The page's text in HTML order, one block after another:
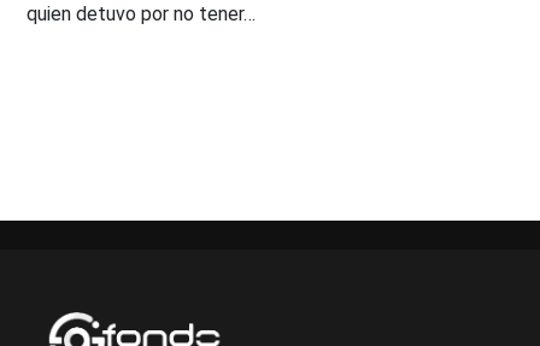
quien detuvo por no tener…
entradas